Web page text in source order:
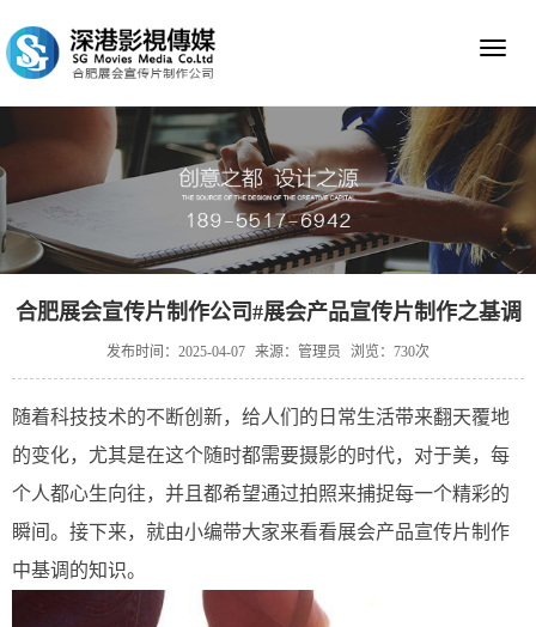
Toggle
合肥展会宣传片制作公司#展会产品宣传片制作之基调
发布时间：2025-04-07 来源：管理员 浏览：730次
随着科技技术的不断创新，给人们的日常生活带来翻天覆地
的变化，尤其是在这个随时都需要摄影的时代，对于美，每
个人都心生向往，并且都希望通过拍照来捕捉每一个精彩的
瞬间。接下来，就由小编带大家来看看展会产品宣传片制作
中基调的知识。